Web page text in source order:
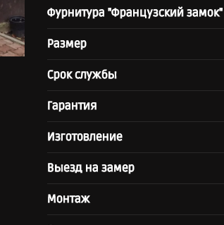
Фурнитура "Французский замок"
Размер
Срок службы
Гарантия
Изготовление
Выезд на замер
Монтаж